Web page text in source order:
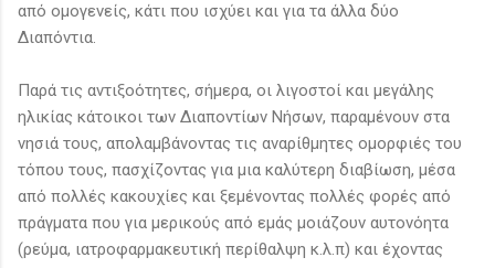
από ομογενείς, κάτι που ισχύει και για τα άλλα δύο
Διαπόντια.
Παρά τις αντιξοότητες, σήμερα, οι λιγοστοί και μεγάλης
ηλικίας κάτοικοι των Διαποντίων Νήσων, παραμένουν στα
νησιά τους, απολαμβάνοντας τις αναρίθμητες ομορφιές του
τόπου τους, πασχίζοντας για μια καλύτερη διαβίωση, μέσα
από πολλές κακουχίες και ξεμένοντας πολλές φορές από
πράγματα που για μερικούς από εμάς μοιάζουν αυτονόητα
(ρεύμα, ιατροφαρμακευτική περίθαλψη κ.λ.π) και έχοντας